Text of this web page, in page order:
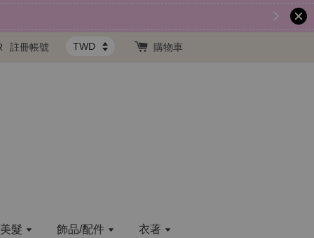
註冊帳號 購物車
髮 飾品/配件 衣著